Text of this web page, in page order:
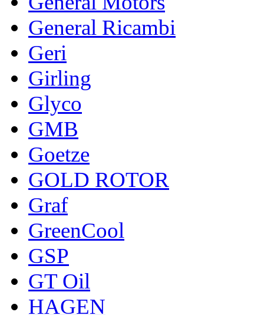
General Ricambi
Geri
Girling
Glyco
GMB
Goetze
GOLD ROTOR
Graf
GreenCool
GSP
GT Oil
HAGEN